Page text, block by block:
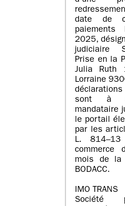
date de
2025,
judiciaire
Prise en la
Julia Ruth
Lorraine
sont à
mandataire
le portail
par les
L.
commerce
mois de la
BODACC.
IMO TRANS
Société